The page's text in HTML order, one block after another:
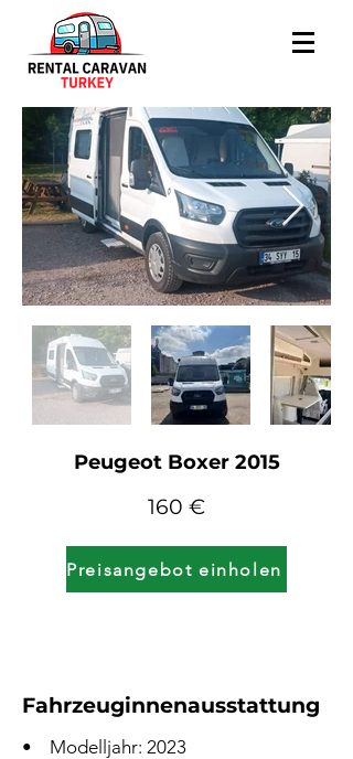
Peugeot Boxer 2015
160 €
Preisangebot einholen
Fahrzeuginnenausstattung
• Modelljahr: 2023